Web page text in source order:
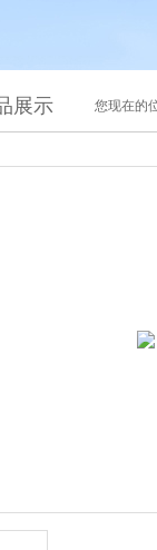
展示 您现在的